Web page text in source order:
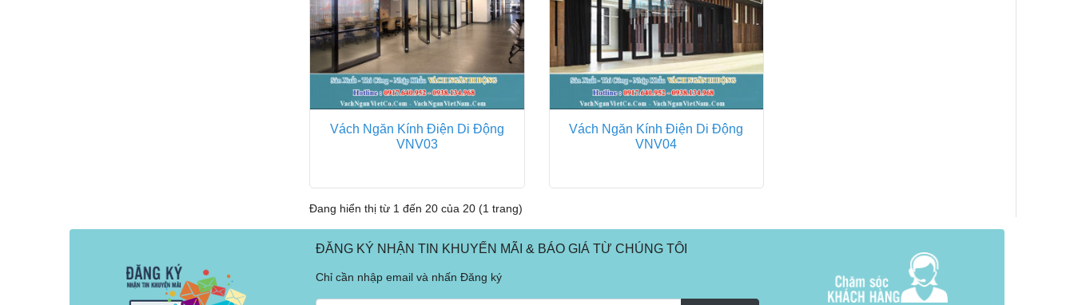
Vách Ngăn Kính Điện Di Động
VNV03
Vách Ngăn Kính Điện Di Động
VNV04
Đang hiển thị từ 1 đến 20 của 20 (1 trang)
ĐĂNG KÝ NHẬN TIN KHUYẾN MÃI & BÁO GIÁ TỪ CHÚNG TÔI
Chỉ cần nhập email và nhấn Đăng ký